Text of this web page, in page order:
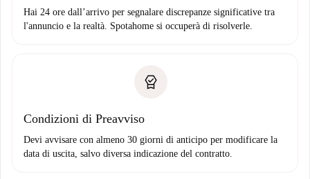
Hai 24 ore dall’arrivo per segnalare discrepanze significative tra
l'annuncio e la realtà. Spotahome si occuperà di risolverle.
Condizioni di Preavviso
Devi avvisare con almeno 30 giorni di anticipo per modificare la
data di uscita, salvo diversa indicazione del contratto.